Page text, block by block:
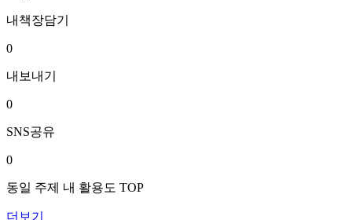
내책장담기
0
내보내기
0
SNS공유
0
동일 주제 내 활용도 TOP
더보기